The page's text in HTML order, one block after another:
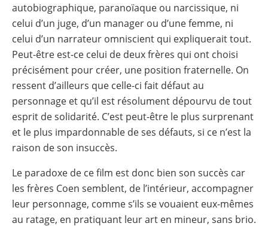
autobiographique, paranoïaque ou narcissique, ni
celui d’un juge, d’un manager ou d’une femme, ni
celui d’un narrateur omniscient qui expliquerait tout.
Peut-être est-ce celui de deux frères qui ont choisi
précisément pour créer, une position fraternelle. On
ressent d’ailleurs que celle-ci fait défaut au
personnage et qu’il est résolument dépourvu de tout
esprit de solidarité. C’est peut-être le plus surprenant
et le plus impardonnable de ses défauts, si ce n’est la
raison de son insuccès.
Le paradoxe de ce film est donc bien son succès car
les frères Coen semblent, de l’intérieur, accompagner
leur personnage, comme s’ils se vouaient eux-mêmes
au ratage, en pratiquant leur art en mineur, sans brio.